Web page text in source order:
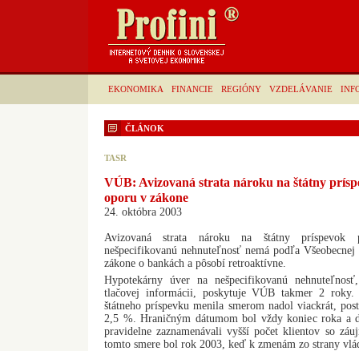
EKONOMIKA FINANCIE REGIÓNY VZDELÁVANIE
ČLÁNOK
TASR
VÚB: Avizovaná strata nároku na štátny
oporu v zákone
24. októbra 2003
Avizovaná strata nároku na štátny príspevok
nešpecifikovanú nehnuteľnosť nemá podľa
zákone o bankách a pôsobí retroaktívne.
Hypotekárny úver na nešpecifikovanú
tlačovej informácii, poskytuje VÚB takmer 2 roky.
štátneho príspevku menila smerom nadol viackrát,
2,5 %. Hraničným dátumom bol vždy koniec roka a
pravidelne zaznamenávali vyšší počet klientov so
tomto smere bol rok 2003, keď k zmenám zo strany